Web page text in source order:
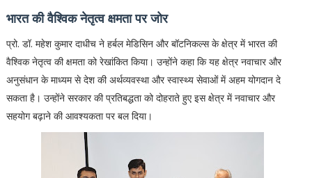
भारत की वैश्विक नेतृत्व क्षमता पर जोर
प्रो. डॉ. महेश कुमार दाधीच ने हर्बल मेडिसिन और बॉटनिकल्स के क्षेत्र में भारत की
वैश्विक नेतृत्व की क्षमता को रेखांकित किया। उन्होंने कहा कि यह क्षेत्र नवाचार और
अनुसंधान के माध्यम से देश की अर्थव्यवस्था और स्वास्थ्य सेवाओं में अहम योगदान दे
सकता है। उन्होंने सरकार की प्रतिबद्धता को दोहराते हुए इस क्षेत्र में नवाचार और
सहयोग बढ़ाने की आवश्यकता पर बल दिया।